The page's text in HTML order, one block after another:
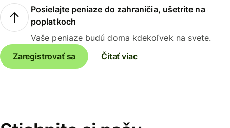
Posielajte peniaze do zahraničia, ušetrite na
poplatkoch
Vaše peniaze budú doma kdekoľvek na svete.
Zaregistrovať sa
Čítať viac